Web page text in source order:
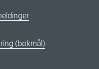
(bokmål)